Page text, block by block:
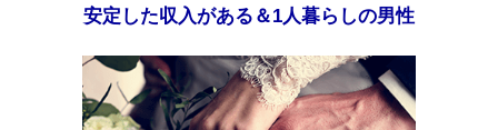
安定した収入がある＆1人暮らしの男性